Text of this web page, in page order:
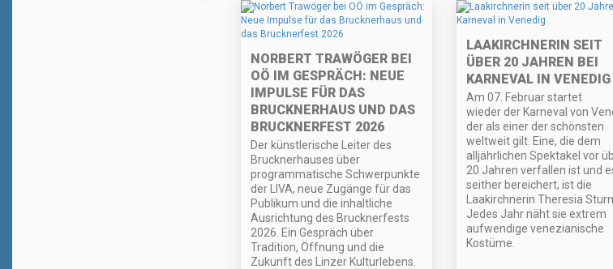
NORBERT TRAWÖGER BEI
OÖ IM GESPRÄCH: NEUE
IMPULSE FÜR DAS
BRUCKNERHAUS UND DAS
BRUCKNERFEST 2026
Der künstlerische Leiter des
Brucknerhauses über
programmatische Schwerpunkte
der LIVA, neue Zugänge für das
Publikum und die inhaltliche
Ausrichtung des Brucknerfests
2026. Ein Gespräch über
Tradition, Öffnung und die
Zukunft des Linzer Kulturlebens.
LAAKIRCHNERIN SEIT
ÜBER 20 JAHREN BEI
KARNEVAL IN VENEDIG
Am 07. Februar startet
wieder der Karneval von
der als einer der schönsten
weltweit gilt. Eine, die dem
alljährlichen Spektakel vor
20 Jahren verfallen ist und
seither bereichert, ist die
Laakirchnerin Theresia
Jedes Jahr näht sie extrem
aufwendige venezianische
Kostüme.